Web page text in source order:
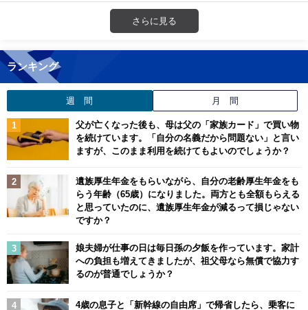
さらに見る
ランキング
週 間 月 間
父が亡くなった後も、母は父の「家族カード」で買い物
を続けています。「自分の名義だから問題ない」と言い
ますが、このまま利用を続けてもよいのでしょうか？
遺族厚生年金をもらいながら、自分の老齢厚生年金をも
らう年齢（65歳）になりました。両方とも全額もらえる
と思っていたのに、遺族厚生年金が減るって損じゃない
ですか？
娘夫婦が仕事の日は毎日孫の夕飯を作っています。家計
への負担も増えてきましたが、祖父母なら無償で協力す
るのが普通でしょうか？
4歳の息子と「新幹線の自由席」で帰省したら、乗客に